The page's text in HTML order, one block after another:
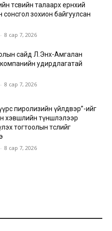
төсвийн талаарх ерөнхий
сонсгол зохион байгуулсан
- 8 сар 7, 2026
сайд Л.Энх-Амгалан
удирдлагатай
- 8 сар 7, 2026
пиролизийн үйлдвэр”-ийг
хэвшлийн түншлэлээр
тогтоолын төслийг
- 8 сар 7, 2026